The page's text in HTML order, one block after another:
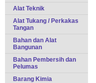
Alat Teknik
Alat Tukang / Perkakas
Tangan
Bahan dan Alat
Bangunan
Bahan Pembersih dan
Pelumas
Barang Kimia